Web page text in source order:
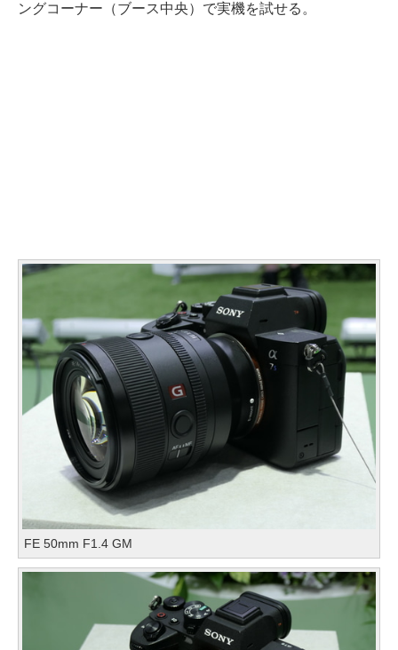
ングコーナー（ブース中央）で実機を試せる。
FE 50mm F1.4 GM